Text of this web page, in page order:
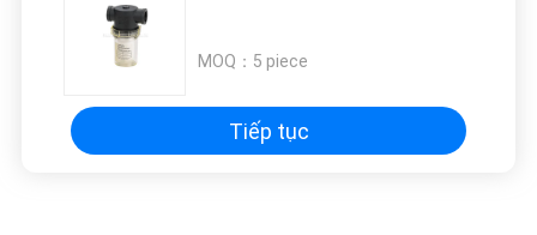
MOQ： 5 piece
Tiếp tục